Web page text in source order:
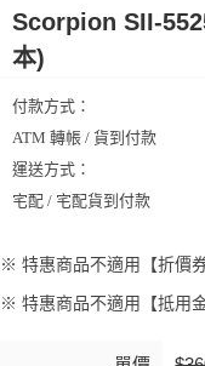
Scorpion SII-
本)
付款方式：
ATM 轉帳 / 貨到付款
運送方式：
宅配 / 宅配貨到付款
※ 特惠商品不適用【折價券
※ 特惠商品不適用【抵用金